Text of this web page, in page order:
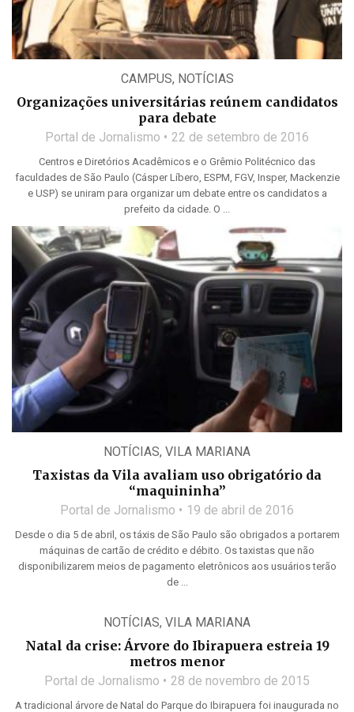
CAMPUS, NOTÍCIAS
Organizações universitárias reúnem candidatos
para debate
Portal de Jornalismo 22 de setembro de 2016
Centros e Diretórios Acadêmicos e o Grêmio Politécnico das
faculdades de São Paulo (Cásper Líbero, ESPM, FGV, Insper, Mackenzie
e USP) se uniram para organizar um debate entre os candidatos a
prefeito da cidade. O ...
NOTÍCIAS, VILA MARIANA
Taxistas da Vila avaliam uso obrigatório da
“maquininha”
Portal de Jornalismo 19 de abril de 2016
Desde o dia 5 de abril, os táxis de São Paulo são obrigados a portarem
máquinas de cartão de crédito e débito. Os taxistas que não
disponibilizarem meios de pagamento eletrônicos aos usuários terão
de ...
NOTÍCIAS, VILA MARIANA
Natal da crise: Árvore do Ibirapuera estreia 19
metros menor
Portal de Jornalismo 28 de novembro de 2015
A tradicional árvore de Natal do Parque do Ibirapuera foi inaugurada no